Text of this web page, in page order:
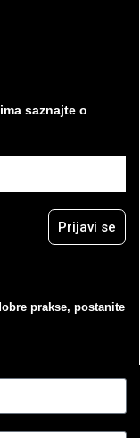
saznajte o
Prijavi se
prakse, postanite